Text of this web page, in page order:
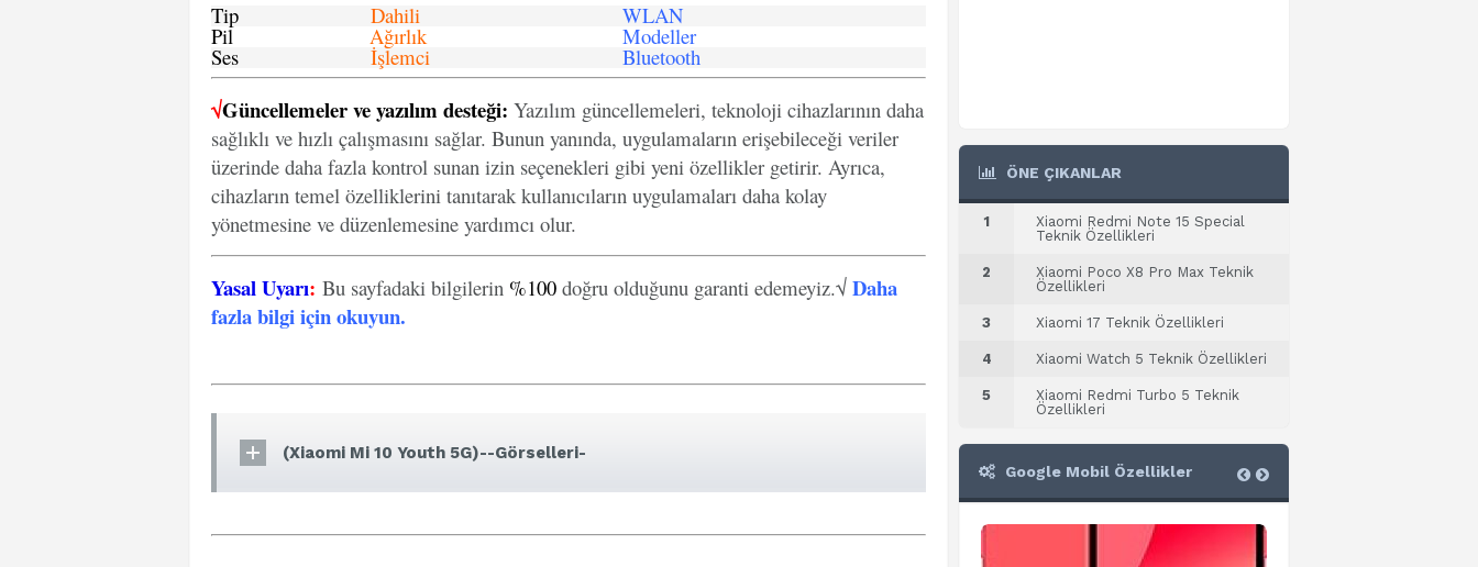
Tip Dahili WLAN
Pil Ağırlık Modeller
Ses İşlemci Bluetooth
√Güncellemeler ve yazılım desteği: Yazılım güncellemeleri, teknoloji cihazlarının daha
sağlıklı ve hızlı çalışmasını sağlar. Bunun yanında, uygulamaların erişebileceği veriler
üzerinde daha fazla kontrol sunan izin seçenekleri gibi yeni özellikler getirir. Ayrıca,
cihazların temel özelliklerini tanıtarak kullanıcıların uygulamaları daha kolay
yönetmesine ve düzenlemesine yardımcı olur.
Yasal Uyarı: Bu sayfadaki bilgilerin %100 doğru olduğunu garanti edemeyiz.√ Daha
fazla bilgi için okuyun.
(Xiaomi Mi 10 Youth 5G)--Görselleri-
ÖNE ÇIKANLAR
1
Xiaomi Redmi Note 15 Special
Teknik Özellikleri
2
Xiaomi Poco X8 Pro Max Teknik
Özellikleri
3 Xiaomi 17 Teknik Özellikleri
4 Xiaomi Watch 5 Teknik Özellikleri
5
Xiaomi Redmi Turbo 5 Teknik
Özellikleri
Google Mobil Özellikler